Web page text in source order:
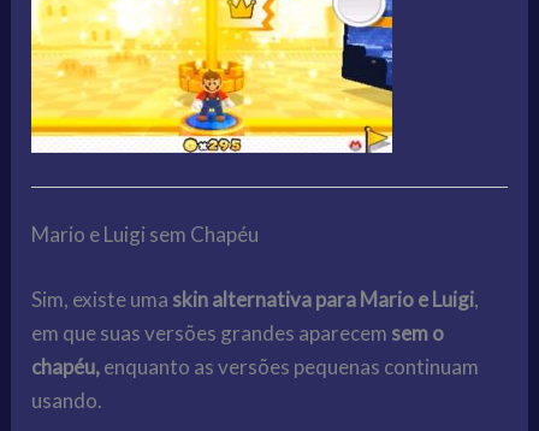
Mario e Luigi sem Chapéu
Sim, existe uma skin alternativa para Mario e Luigi,
em que suas versões grandes aparecem sem o
chapéu,enquanto as versões pequenas continuam
usando.